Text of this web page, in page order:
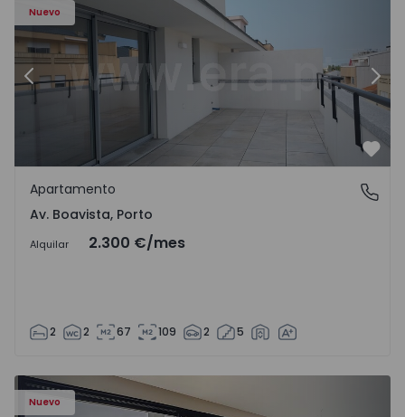
Nuevo
Anterior
Av. Boavista, Porto
Apartamento
Av. Boavista, Porto
Alquilar 2.300 €/mes
2 2 67 109 2 5
Nuevo